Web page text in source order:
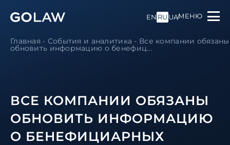
EN RU UAМЕНЮ
Главная - События и аналитика - Все компании обязаны
обновить информацию о бенефиц...
ВСЕ КОМПАНИИ ОБЯЗАНЫ
ОБНОВИТЬ ИНФОРМАЦИЮ
О БЕНЕФИЦИАРНЫХ